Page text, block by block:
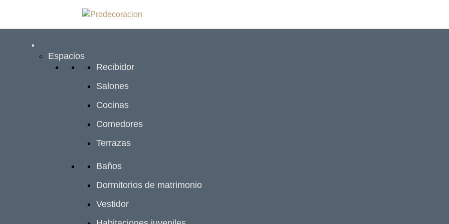
Espacios
Recibidor
Salones
Cocinas
Comedores
Terrazas
Baños
Dormitorios de matrimonio
Vestidor